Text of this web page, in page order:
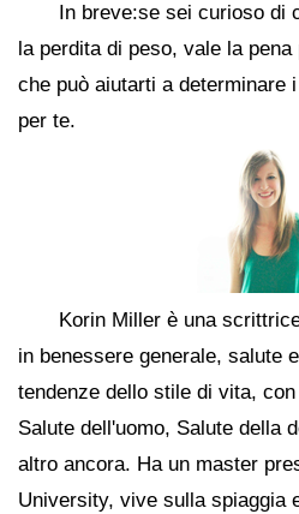
In breve:se sei curioso di
la perdita di peso, vale la
che può aiutarti a determinare
per te.
Korin Miller è una
in benessere generale, salute
tendenze dello stile di vita,
Salute dell'uomo, Salute della
altro ancora. Ha un master
University, vive sulla spiaggia